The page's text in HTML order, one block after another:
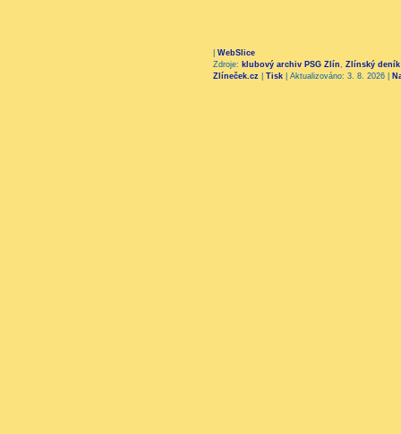
WebSlice
Zdroje: klubový archiv PSG Zlín, Zlínský deník
Zlíneček.cz
Tisk Aktualizováno: 3. 8. 2026